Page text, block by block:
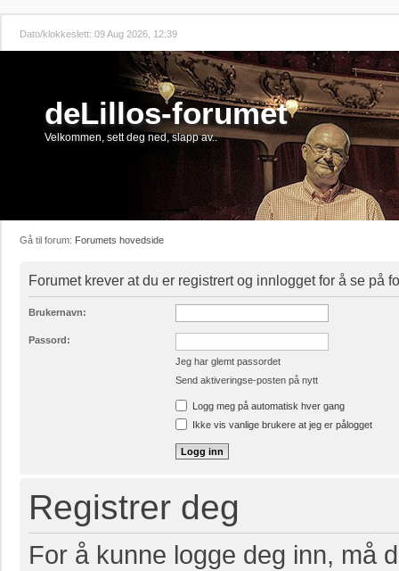
Dato/klokkeslett: 09 Aug 2026, 12:39
deLillos-forumet
Velkommen, sett deg ned, slapp av..
Gå til forum: Forumets hovedside
Forumet krever at du er registrert og innlogget for å se på
Brukernavn:
Passord:
Jeg har glemt passordet
Send aktiveringse-posten på nytt
Logg meg på automatisk hver gang
Ikke vis vanlige brukere at jeg er pålogget
Registrer deg
For å kunne logge deg inn, må